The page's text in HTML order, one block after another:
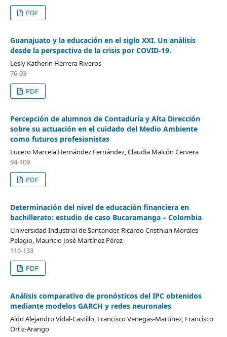
PDF
Guanajuato y la educación en el siglo XXI. Un análisis
desde la perspectiva de la crisis por COVID-19.
Lesly Katherin Herrera Riveros
76-93
PDF
Percepción de alumnos de Contaduría y Alta Dirección
sobre su actuación en el cuidado del Medio Ambiente
como futuros profesionistas
Lucero Marcela Hernández Fernández, Claudia Malcón Cervera
94-109
PDF
Determinación del nivel de educación financiera en
bachillerato: estudio de caso Bucaramanga – Colombia
Universidad Industrial de Santander, Ricardo Cristhian Morales
Pelagio, Mauricio José Martínez Pérez
110-133
PDF
Análisis comparativo de pronósticos del IPC obtenidos
mediante modelos GARCH y redes neuronales
Aldo Alejandro Vidal-Castillo, Francisco Venegas-Martínez, Francisco
Ortiz-Arango